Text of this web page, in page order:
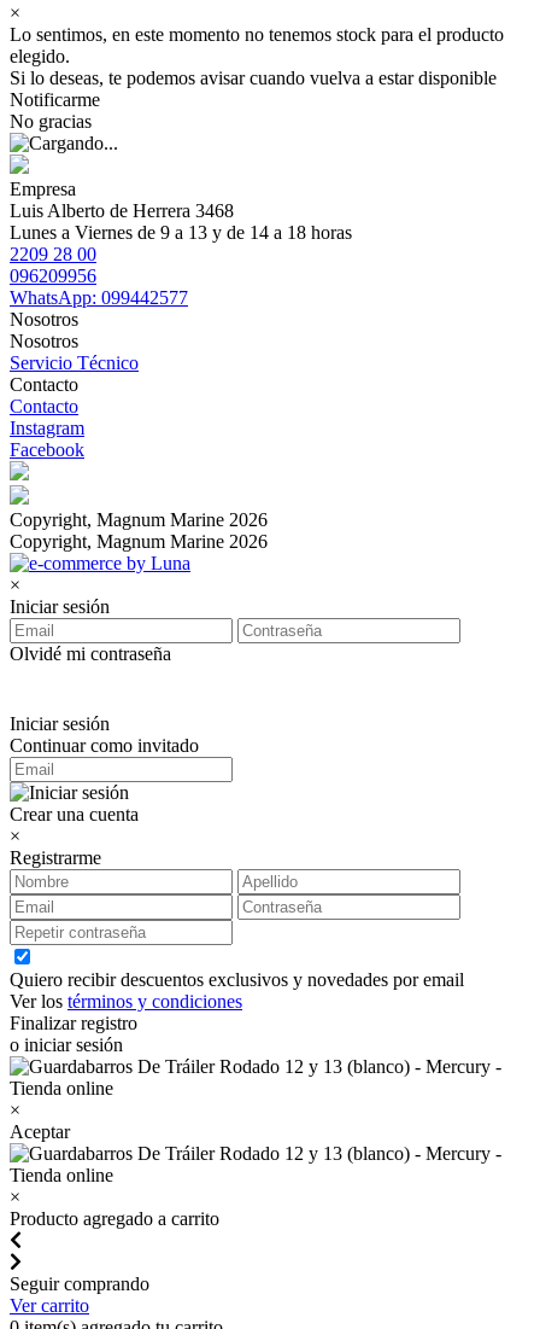
×
Lo sentimos, en este momento no tenemos stock para el producto
elegido.
Si lo deseas, te podemos avisar cuando vuelva a estar disponible
Notificarme
No gracias
Empresa
Luis Alberto de Herrera 3468
Lunes a Viernes de 9 a 13 y de 14 a 18 horas
2209 28 00
096209956
WhatsApp: 099442577
Nosotros
Nosotros
Servicio Técnico
Contacto
Contacto
Instagram
Facebook
Copyright, Magnum Marine 2026
Copyright, Magnum Marine 2026
×
Iniciar sesión
Olvidé mi contraseña
Iniciar sesión
Continuar como invitado
Crear una cuenta
×
Registrarme
Quiero recibir descuentos exclusivos y novedades por email
Ver los términos y condiciones
Finalizar registro
o iniciar sesión
×
Aceptar
×
Producto agregado a carrito
Seguir comprando
Ver carrito